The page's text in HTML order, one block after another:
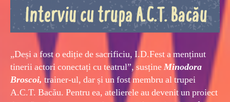
„Deși a fost o ediție de sacrificiu, I.D.Fest a menținut
tinerii actori conectați cu teatrul”, susțineMinodora
Broscoi, trainer-ul, dar și un fost membru al trupei
A.C.T. Bacău. Pentru ea, atelierele au devenit un proiect